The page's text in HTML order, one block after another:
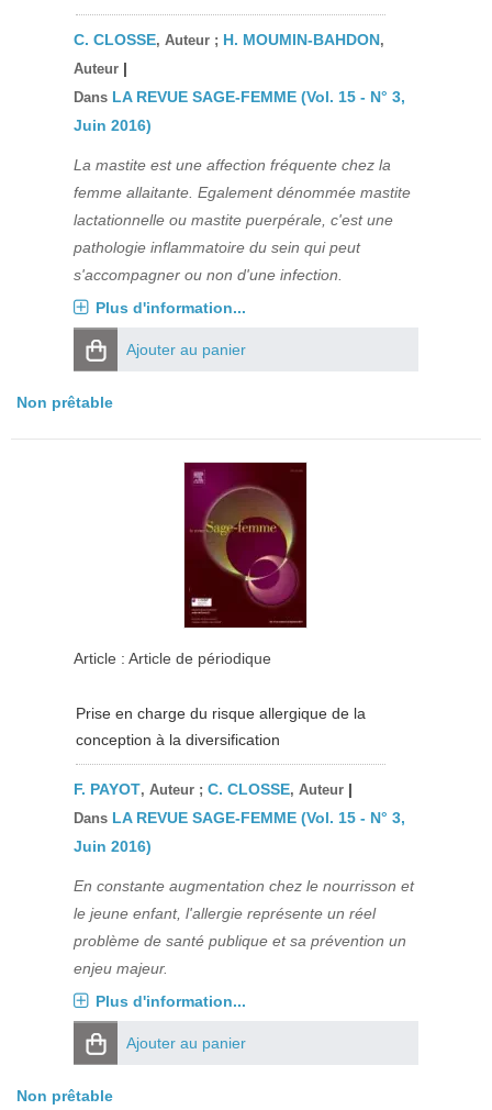
C. CLOSSE, Auteur ; H. MOUMIN-BAHDON,
Auteur |
Dans LA REVUE SAGE-FEMME (Vol. 15 - N° 3,
Juin 2016)
La mastite est une affection fréquente chez la
femme allaitante. Egalement dénommée mastite
lactationnelle ou mastite puerpérale, c'est une
pathologie inflammatoire du sein qui peut
s'accompagner ou non d'une infection.
Plus d'information...
Ajouter au panier
Non prêtable
Article : Article de périodique
Prise en charge du risque allergique de la
conception à la diversification
F. PAYOT, Auteur ;C. CLOSSE, Auteur |
Dans LA REVUE SAGE-FEMME (Vol. 15 - N° 3,
Juin 2016)
En constante augmentation chez le nourrisson et
le jeune enfant, l'allergie représente un réel
problème de santé publique et sa prévention un
enjeu majeur.
Plus d'information...
Ajouter au panier
Non prêtable